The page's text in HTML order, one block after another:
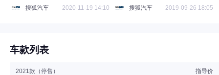
搜狐汽车 2020-11-19 14:10 搜狐汽车 2019-09-26 18:05
车款列表
2021款（停售） 指导价